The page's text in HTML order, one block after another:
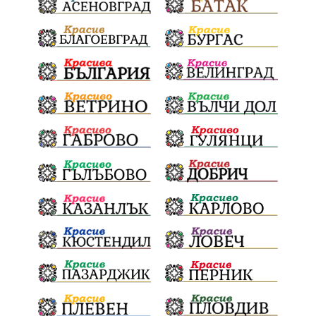
Електронният прием започва Дънката
Ще има ли присъда Ден на отворените врати
стопанство „Храна от село“ Карола Карова
„Отваряне на града към морето“
Негодна за пиене вода във Варненско
цялостно обновяване Музеъ на мозайките
и прилежащия парк в Девня
Гражданска инициатива „Парад на гордостта“